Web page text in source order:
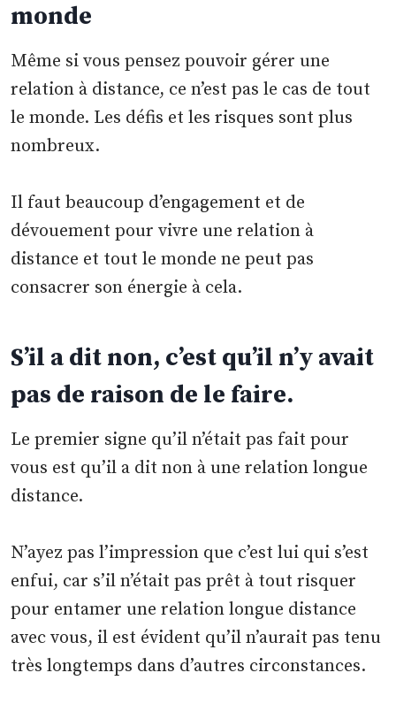
monde
Même si vous pensez pouvoir gérer une
relation à distance, ce n’est pas le cas de tout
le monde. Les défis et les risques sont plus
nombreux.
Il faut beaucoup d’engagement et de
dévouement pour vivre une relation à
distance et tout le monde ne peut pas
consacrer son énergie à cela.
S’il a dit non, c’est qu’il n’y avait
pas de raison de le faire.
Le premier signe qu’il n’était pas fait pour
vous est qu’il a dit non à une relation longue
distance.
N’ayez pas l’impression que c’est lui qui s’est
enfui, car s’il n’était pas prêt à tout risquer
pour entamer une relation longue distance
avec vous, il est évident qu’il n’aurait pas tenu
très longtemps dans d’autres circonstances.